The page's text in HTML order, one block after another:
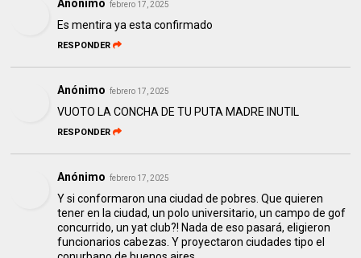
Anónimo febrero 17, 2025
Es mentira ya esta confirmado
RESPONDER
Anónimo febrero 17, 2025
VUOTO LA CONCHA DE TU PUTA MADRE INUTIL
RESPONDER
Anónimo febrero 17, 2025
Y si conformaron una ciudad de pobres. Que quieren
tener en la ciudad, un polo universitario, un campo de gof
concurrido, un yat club?! Nada de eso pasará, eligieron
funcionarios cabezas. Y proyectaron ciudades tipo el